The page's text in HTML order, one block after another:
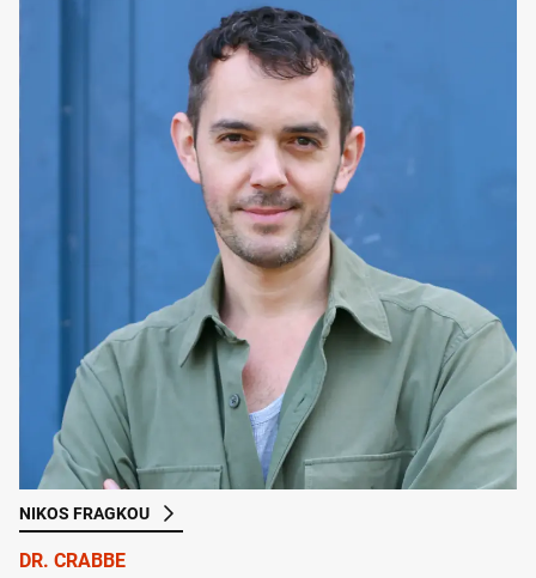
NIKOS FRAGKOU
DR. CRABBE